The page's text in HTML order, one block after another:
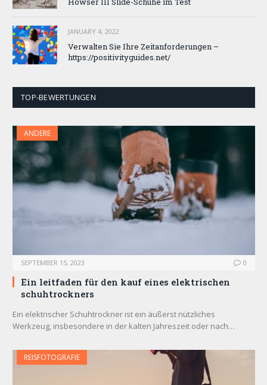
JANUARY 4, 2022
Verwalten Sie Ihre Zeitanforderungen –
https://positivityguides.net/
TOP-BEWERTUNGEN
ANDERE
SEPTEMBER 15, 2023 0
Ein leitfaden für den kauf eines elektrischen
schuhtrockners
Ein elektrischer Schuhtrockner ist ein äußerst nützliches
Werkzeug, insbesondere in der kalten Jahreszeit oder nach…
REISFOTOGRAFIE